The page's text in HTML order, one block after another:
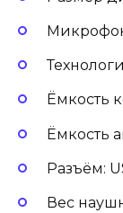
Ёмкость
Ёмкость
Разъём:
Вес